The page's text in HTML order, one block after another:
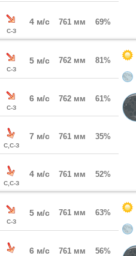
С-З
4 м/с 761 мм 69%
С-З
5 м/с 762 мм 81%
С-З
6 м/с 762 мм 61%
С,С-З
7 м/с 761 мм 35%
С,С-З
4 м/с 761 мм 52%
С-З
5 м/с 761 мм 63%
6 м/с 761 мм 56%